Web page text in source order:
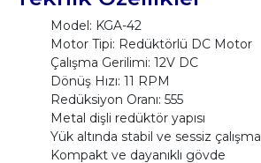
Model: KGA-42
Motor Tipi: Redüktörlü DC Motor
Çalışma Gerilimi: 12V DC
Dönüş Hızı: 11 RPM
Redüksiyon Oranı: 555
Metal dişli redüktör yapısı
Yük altında stabil ve sessiz çalışma
Kompakt ve dayanıklı gövde